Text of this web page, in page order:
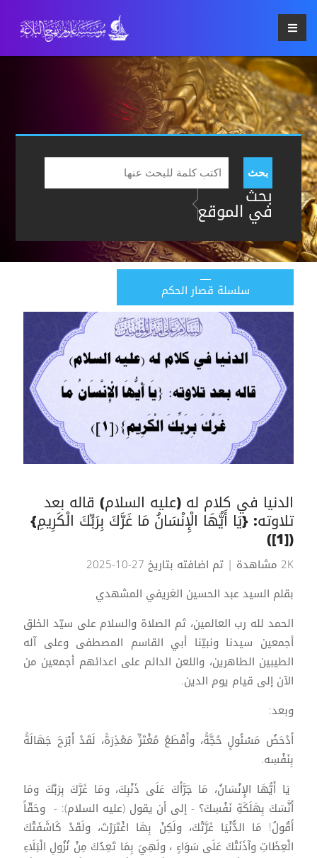
بحث
بحث
في الموقع
سلسلة قصار الحكم
الدنيا في كلام له (عليه السلام) قاله بعد
تلاوته: {يَا أَيُّهَا الْإِنْسَانُ مَا غَرَّكَ بِرَبِّكَ الْكَرِيمِ}
([1])
2K مشاهدة
| تم اضافته بتاريخ 27-10-2025
بقلم السيد عبد الحسين الغريفي المشهدي
الحمد لله رب العالمين، ثم الصلاة والسلام على سيّد الخلق
أجمعين سيدنا ونبيّنا أبي القاسم المصطفى وعلى آله
الطيبين الطاهرين، واللعن الدائم على اعدائهم أجمعين من
الآن إلى قيام يوم الدين.
وبعد:
أَدْحَضُ مَسْئُولٍ حُجَّةً، وأَقْطَعُ مُغْتَرٍّ مَعْذِرَةً، لَقَدْ أَبْرَحَ جَهَالَةً
بِنَفْسِه.
يَا أَيُّهَا الإِنْسَانُ، مَا جَرَّأَكَ عَلَى ذَنْبِكَ، ومَا غَرَّكَ بِرَبِّكَ ومَا
أَنَّسَكَ بِهَلَكَةِ نَفْسِكَ؟ - إلى أن يقول (عليه السلام): - وحَقّاً
أَقُولُ! مَا الدُّنْيَا غَرَّتْكَ، ولَكِنْ بِهَا اغْتَرَرْتَ، ولَقَدْ كَاشَفَتْكَ
الْعِظَاتِ وآذَنَتْكَ عَلَى سَوَاءٍ ، ولَهِيَ بِمَا تَعِدُكَ مِنْ نُزُولِ الْبَلَاءِ